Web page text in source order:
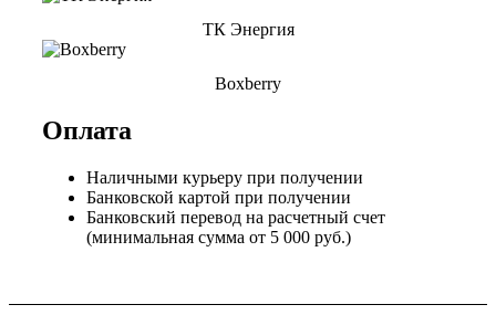
ТК Энергия
Boxberry
Оплата
Наличными курьеру при получении
Банковской картой при получении
Банковский перевод на расчетный счет
(минимальная сумма от 5 000 руб.)